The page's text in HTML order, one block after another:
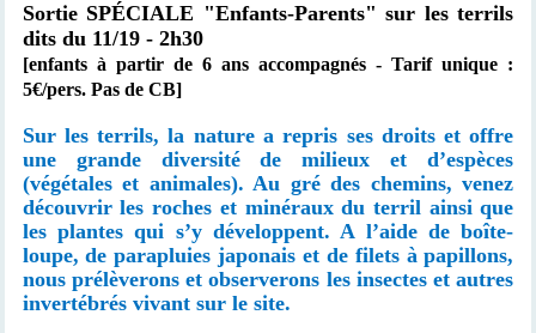
Sortie SPÉCIALE "Enfants-Parents" sur les terrils
dits du 11/19 - 2h30
[enfants à partir de 6 ans accompagnés - Tarif unique :
5€/pers. Pas de CB]
Sur les terrils, la nature a repris ses droits et offre
une grande diversité de milieux et d’espèces
(végétales et animales). Au grédes chemins, venez
découvrir les roches et minéraux du terril ainsi que
les plantes qui s’y développent. A l’aide de boîte-
loupe, de parapluies japonais et de filets à papillons,
nous prélèverons et observerons les insectes et autres
invertébrés vivant sur le site.